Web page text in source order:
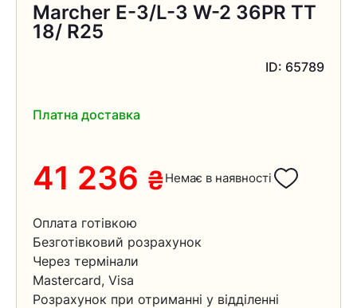
Marcher E-3/L-3 W-2 36PR TT
18/ R25
ID: 65789
Платна доставка
41 236 ₴Немає в наявності
Оплата готівкою
Безготівковий розрахунок
Через термінали
Mastercard, Visa
Розрахунок при отриманні у відділенні